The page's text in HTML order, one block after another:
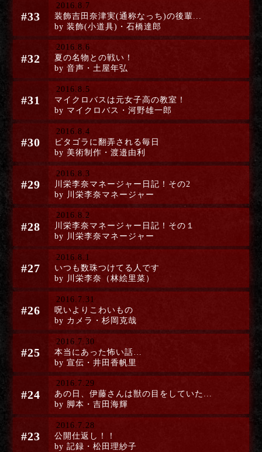
#33
2016.8.7
装飾吉田奈津実(通称なっち)の後輩...
by 装飾(小道具)・石橋達郎
#32
2016.8.6
夏の名物との戦い！
by 音声・土屋年弘
#31
2016.8.5
マイクロバスは元女子高の教室！
by マイクロバス・河野雄一郎
#30
2016.8.4
ピタゴラに翻弄される毎日
by 美術制作・渡邉由利
#29
2016.8.3
川栄李奈マネージャー日記！その2
by 川栄李奈マネージャー
#28
2016.8.2
川栄李奈マネージャー日記！その１
by 川栄李奈マネージャー
#27
2016.8.1
いつも数珠つけてる人です
by 川栄李奈（林絵里菜）
#26
2016.7.31
呪いよりこわいもの
by カメラ・杉岡克哉
#25
2016.7.30
本当にあった怖い話…
by 宣伝・井田香帆里
#24
2016.7.29
あの日、伊藤さんは獣の目をしていた...
by 脚本・吉田海輝
#23
2016.7.28
公開仕返し！！
by 記録・松田理紗子